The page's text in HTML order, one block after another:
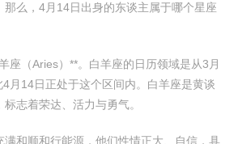
那么，4月14日出身的东谈主属于哪个星座
座（Aries）**。白羊座的日历领域是从3月
月14日正处于这个区间内。白羊座是黄谈
志着荣达、活力与勇气。
满和顺和行能源，他们性情正大、自信，具